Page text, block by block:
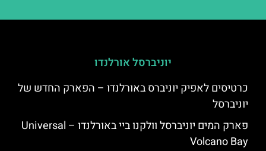
יוניברסל אורלנדו
כרטיסים לאפיק יוניברס באורלנדו – הפארק החדש של
יוניברסל
פארק המים יוניברסל וולקנו ביי באורלנדו – Universal
Volcano Bay